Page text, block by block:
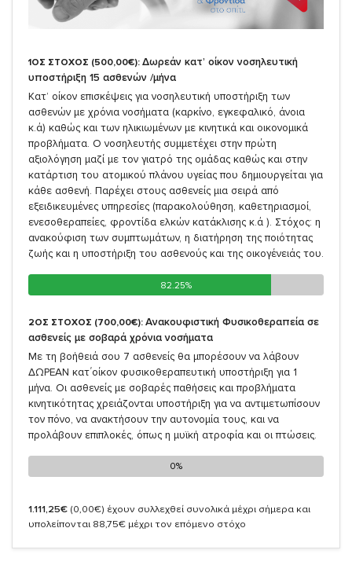
1ΟΣ ΣΤΟΧΟΣ (500,00€): Δωρεάν κατ’ οίκον νοσηλευτική
υποστήριξη 15 ασθενών /μήνα
Κατ’ οίκον επισκέψεις για νοσηλευτική υποστήριξη των
ασθενών με χρόνια νοσήματα (καρκίνο, εγκεφαλικό, άνοια
κ.ά) καθώς και των ηλικιωμένων με κινητικά και οικονομικά
προβλήματα. Ο νοσηλευτής συμμετέχει στην πρώτη
αξιολόγηση μαζί με τον γιατρό της ομάδας καθώς και στην
κατάρτιση του ατομικού πλάνου υγείας που δημιουργείται για
κάθε ασθενή. Παρέχει στους ασθενείς μια σειρά από
εξειδικευμένες υπηρεσίες (παρακολούθηση, καθετηριασμοί,
ενεσοθεραπείες, φροντίδα ελκών κατάκλισης κ.ά ). Στόχος: η
ανακούφιση των συμπτωμάτων, η διατήρηση της ποιότητας
ζωής και η υποστήριξη του ασθενούς και της οικογένειάς του.
82.25%
82.25%
2ΟΣ ΣΤΟΧΟΣ (700,00€): Ανακουφιστική Φυσικοθεραπεία σε
ασθενείς με σοβαρά χρόνια νοσήματα
Με τη βοήθειά σου 7 ασθενείς θα μπορέσουν να λάβουν
ΔΩΡΕΑΝ κατ΄οίκον φυσικοθεραπευτική υποστήριξη για 1
μήνα. Οι ασθενείς με σοβαρές παθήσεις και προβλήματα
κινητικότητας χρειάζονται υποστήριξη για να αντιμετωπίσουν
τον πόνο, να ανακτήσουν την αυτονομία τους, και να
προλάβουν επιπλοκές, όπως η μυϊκή ατροφία και οι πτώσεις.
0%
0%
1.111,25€ (0,00€) έχουν συλλεχθεί συνολικά μέχρι σήμερα και
υπολείπονται 88,75€ μέχρι τον επόμενο στόχο